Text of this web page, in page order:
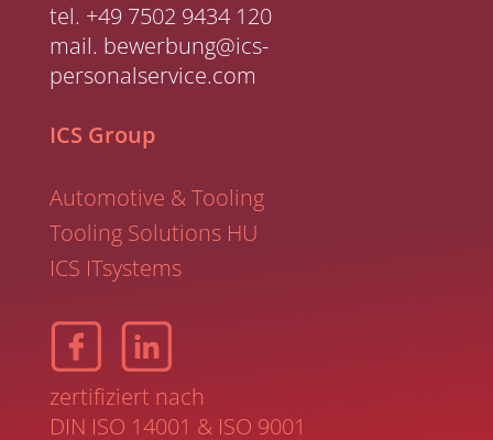
tel. +49 7502 9434 120
mail. bewerbung@ics-
personalservice.com
ICS Group
Automotive & Tooling
Tooling Solutions HU
ICS ITsystems
zertifiziert nach
DIN ISO 14001 & ISO 9001